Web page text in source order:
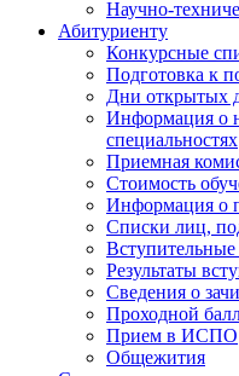
Научно-
Абитуриенту
Конкурсные
Подготовка к
Дни открытых
Информация о
специальностях
Приемная
Стоимость
Информация о
Списки лиц,
Результаты
Сведения о
Проходной
Прием в ИСПО
Общежития